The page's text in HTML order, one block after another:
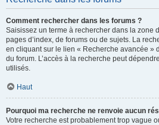
Comment rechercher dans les forums ?
Saisissez un terme à rechercher dans la zone
pages d’index, de forums ou de sujets. La
en cliquant sur le lien « Recherche avancée »
du forum. L’accès à la recherche peut
utilisés.
Haut
Pourquoi ma recherche ne renvoie aucun
Votre recherche est probablement trop vague